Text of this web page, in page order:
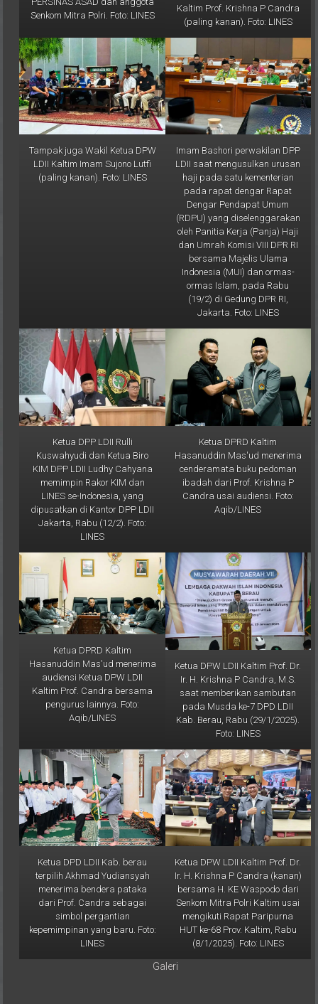
(paling kanan). Foto: LINES
Tampak juga Wakil Ketua DPW
LDII Kaltim Imam Sujono Lutfi
(paling kanan). Foto: LINES
Imam Bashori perwakilan DPP
LDII saat mengusulkan urusan
haji pada satu kementerian
pada rapat dengar Rapat
Dengar Pendapat Umum
(RDPU) yang diselenggarakan
oleh Panitia Kerja (Panja) Haji
dan Umrah Komisi VIII DPR RI
bersama Majelis Ulama
Indonesia (MUI) dan ormas-
ormas Islam, pada Rabu
(19/2) di Gedung DPR RI,
Jakarta. Foto: LINES
Ketua DPP LDII Rulli
Kuswahyudi dan Ketua Biro
KIM DPP LDII Ludhy Cahyana
memimpin Rakor KIM dan
LINES se-Indonesia, yang
dipusatkan di Kantor DPP LDII
Jakarta, Rabu (12/2). Foto:
LINES
Ketua DPRD Kaltim
Hasanuddin Mas'ud menerima
cenderamata buku pedoman
ibadah dari Prof. Krishna P
Candra usai audiensi. Foto:
Aqib/LINES
Ketua DPRD Kaltim
Hasanuddin Mas'ud menerima
audiensi Ketua DPW LDII
Kaltim Prof. Candra bersama
pengurus lainnya. Foto:
Aqib/LINES
Ketua DPW LDII Kaltim Prof. Dr.
Ir. H. Krishna P Candra, M.S.
saat memberikan sambutan
pada Musda ke-7 DPD LDII
Kab. Berau, Rabu (29/1/2025).
Foto: LINES
Ketua DPD LDII Kab. berau
terpilih Akhmad Yudiansyah
menerima bendera pataka
dari Prof. Candra sebagai
simbol pergantian
kepemimpinan yang baru. Foto:
LINES
Ketua DPW LDII Kaltim Prof. Dr.
Ir. H. Krishna P Candra (kanan)
bersama H. KE Waspodo dari
Senkom Mitra Polri Kaltim usai
mengikuti Rapat Paripurna
HUT ke-68 Prov. Kaltim, Rabu
(8/1/2025). Foto: LINES